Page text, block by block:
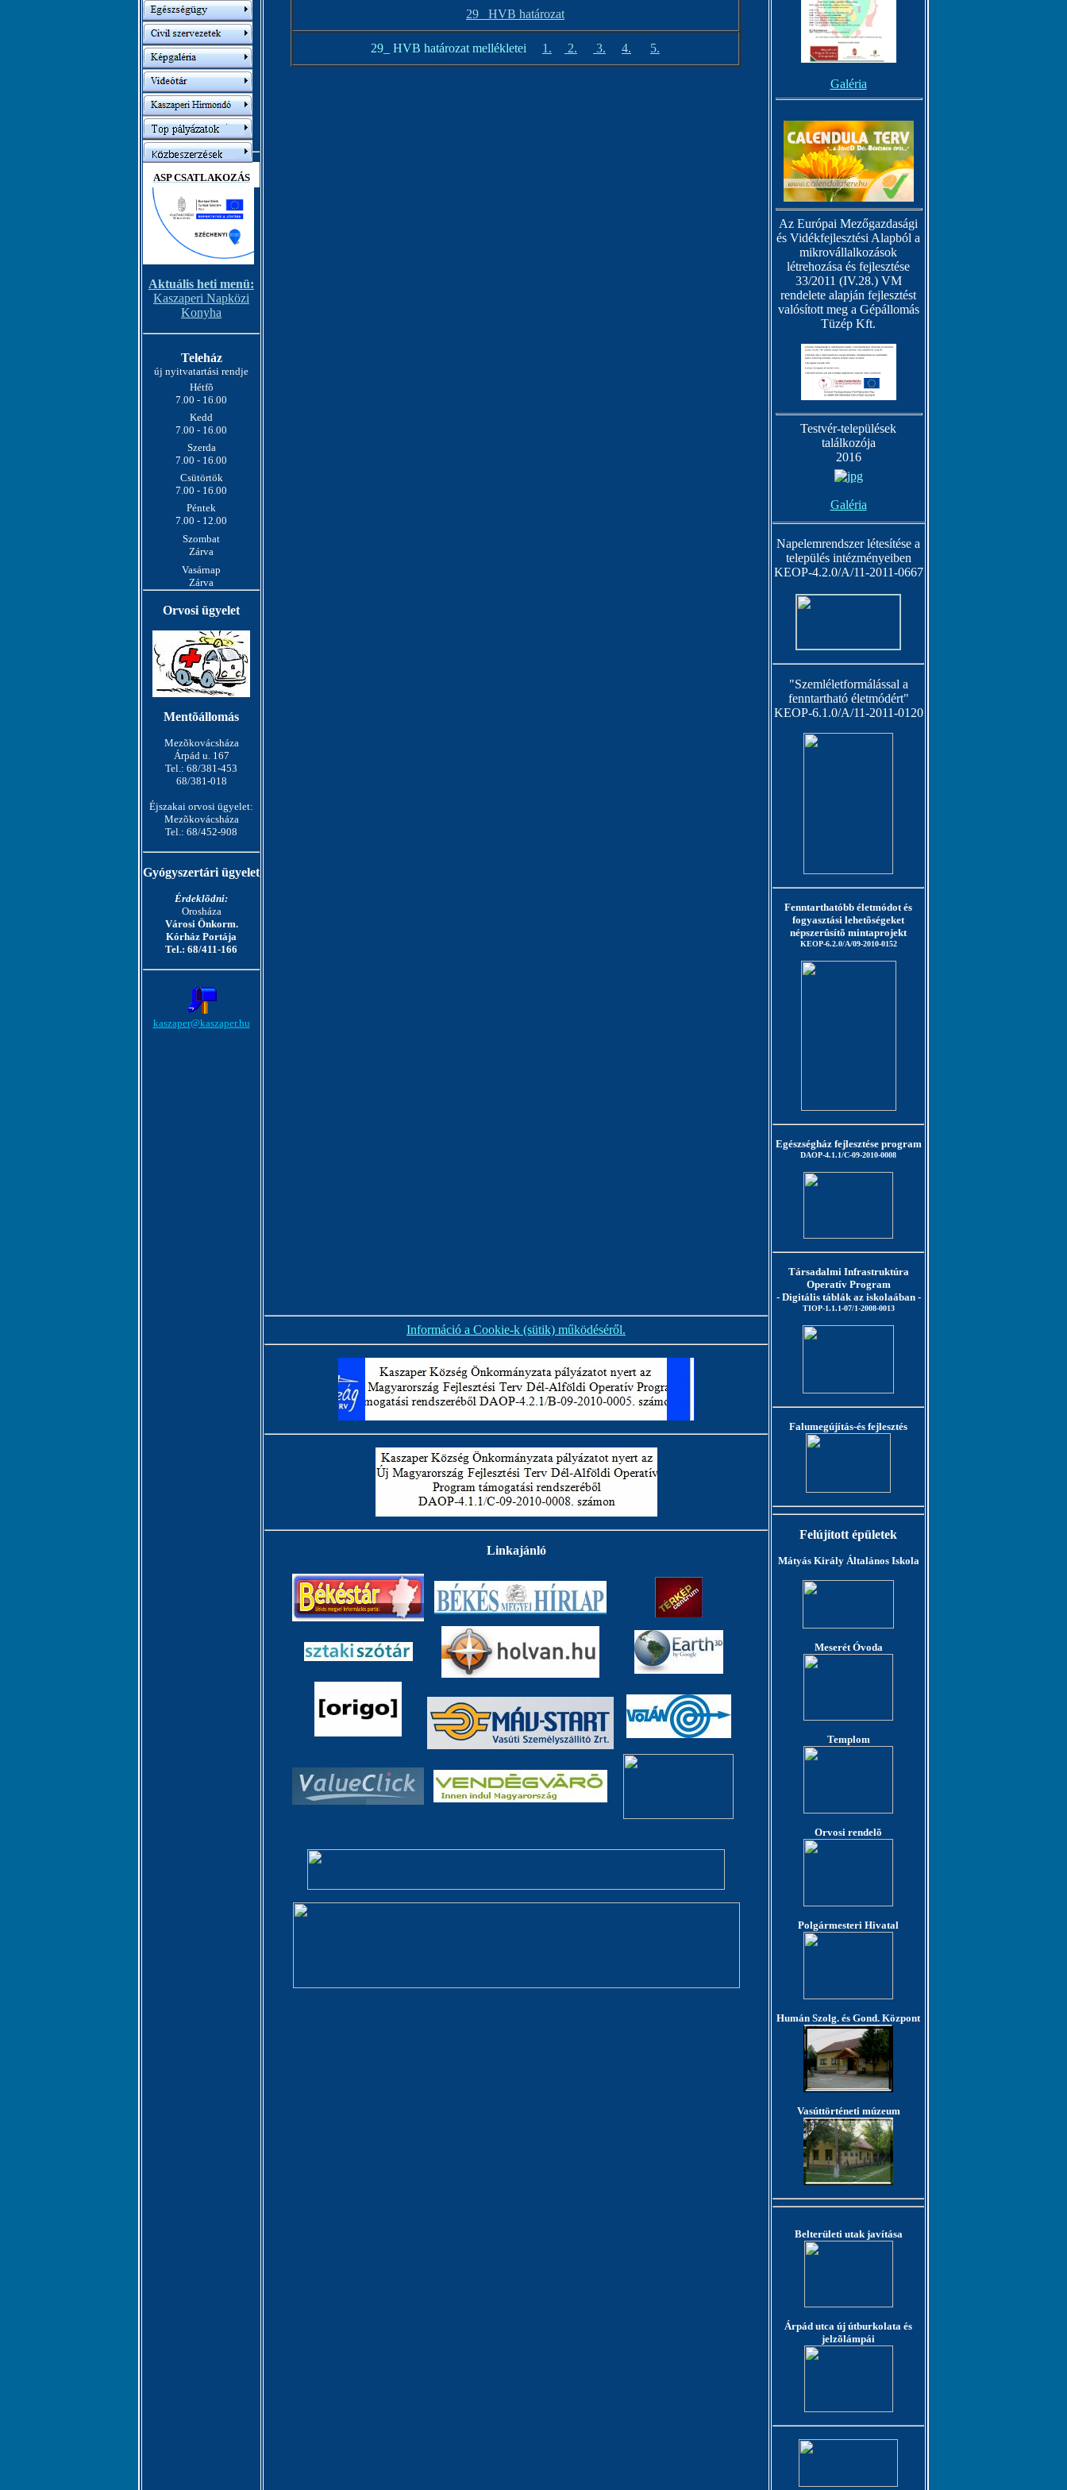
ASP CSATLAKOZÁS
Aktuális heti menü:
Kaszaperi Napközi
Konyha
Teleház
új nyitvatartási rendje
Hétfõ
7.00 - 16.00
Kedd
7.00 - 16.00
Szerda
7.00 - 16.00
Csütörtök
7.00 - 16.00
Péntek
7.00 - 12.00
Szombat
Zárva
Vasárnap
Zárva
Orvosi ügyelet
Mentõállomás
Mezõkovácsháza
Árpád u. 167
Tel.: 68/381-453
68/381-018
Éjszakai orvosi ügyelet:
Mezõkovácsháza
Tel.: 68/452-908
Gyógyszertári ügyelet
Érdeklõdni:
Orosháza
Városi Önkorm.
Kórház Portája
Tel.: 68/411-166
kaszaper@kaszaper.hu
29_ HVB határozat
29_ HVB határozat mellékletei 1. 2. 3. 4. 5.
Információ a Cookie-k (sütik) működéséről.
Linkajánló
Galéria
Az Európai Mezőgazdasági
és Vidékfejlesztési Alapból a
mikrovállalkozások
létrehozása és fejlesztése
33/2011 (IV.28.) VM
rendelete alapján fejlesztést
valósított meg a Gépállomás
Tüzép Kft.
Testvér-települések
találkozója
2016
Galéria
Napelemrendszer létesítése a
település intézményeiben
KEOP-4.2.0/A/11-2011-0667
"Szemléletformálással a
fenntartható életmódért"
KEOP-6.1.0/A/11-2011-0120
Fenntarthatóbb életmódot és
fogyasztási lehetõségeket
népszerûsítõ mintaprojekt
KEOP-6.2.0/A/09-2010-0152
Egészségház fejlesztése program
DAOP-4.1.1/C-09-2010-0008
Társadalmi Infrastruktúra
Operatív Program
- Digitális táblák az iskolaában -
TIOP-1.1.1-07/1-2008-0013
Falumegújítás-és fejlesztés
Felújított épületek
Mátyás Király Általános Iskola
Meserét Óvoda
Templom
Orvosi rendelõ
Polgármesteri Hivatal
Humán Szolg. és Gond. Központ
Vasúttörténeti múzeum
Belterületi utak javítása
Árpád utca új útburkolata és
jelzõlámpái